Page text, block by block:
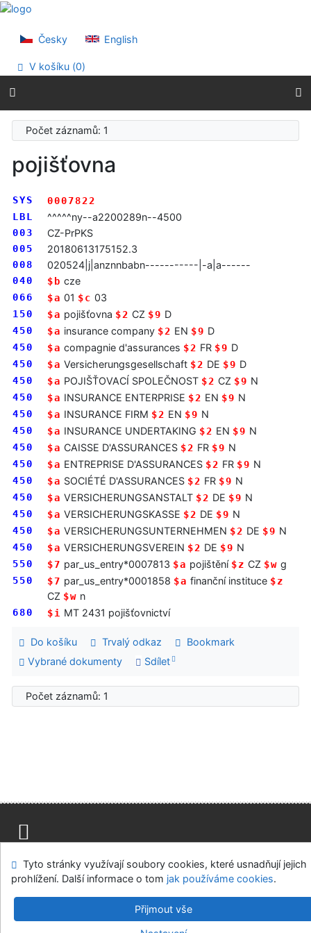
Přejít na obsah
Prohlášení o webové přístupnosti
Česky English
V košíku (0)
Počet záznamů: 1
pojišťovna
SYS
0007822
LBL
^^^^^ny--a2200289n--4500
003 CZ-PrPKS
005 20180613175152.3
008 020524|j|anznnbabn-----------|-a|a------
040 $b cze
066 $a 01 $c 03
150 $a pojišťovna $2 CZ $9 D
450 $a insurance company $2 EN $9 D
450 $a compagnie d'assurances $2 FR $9 D
450 $a Versicherungsgesellschaft $2 DE $9 D
450 $a POJIŠŤOVACÍ SPOLEČNOST $2 CZ $9 N
450 $a INSURANCE ENTERPRISE $2 EN $9 N
450 $a INSURANCE FIRM $2 EN $9 N
450 $a INSURANCE UNDERTAKING $2 EN $9 N
450 $a CAISSE D'ASSURANCES $2 FR $9 N
450 $a ENTREPRISE D'ASSURANCES $2 FR $9 N
450 $a SOCIÉTÉ D'ASSURANCES $2 FR $9 N
450 $a VERSICHERUNGSANSTALT $2 DE $9 N
450 $a VERSICHERUNGSKASSE $2 DE $9 N
450 $a VERSICHERUNGSUNTERNEHMEN $2 DE $9 N
450 $a VERSICHERUNGSVEREIN $2 DE $9 N
550 $7 par_us_entry*0007813 $a pojištění $z CZ $w g
550 $7 par_us_entry*0001858 $a finanční instituce $z
CZ $w n
680 $i MT 2431 pojišťovnictví
Do košíku Trvalý odkaz
Bookmark
Vybrané dokumenty
Sdílet
Počet záznamů: 1
Modul OpenSearch
Napište nám Nastavení cookies
Parlamentní knihovna České republiky
v.4.8.63a - Cosmotron Bohemia, s.r.o.
Tyto stránky využívají soubory cookies, které usnadňují jejich
prohlížení. Další informace o tom jak používáme cookies.
Přijmout vše